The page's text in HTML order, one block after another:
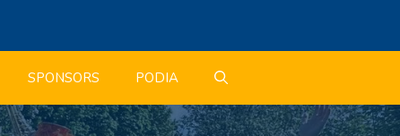
SPONSORS PODIA